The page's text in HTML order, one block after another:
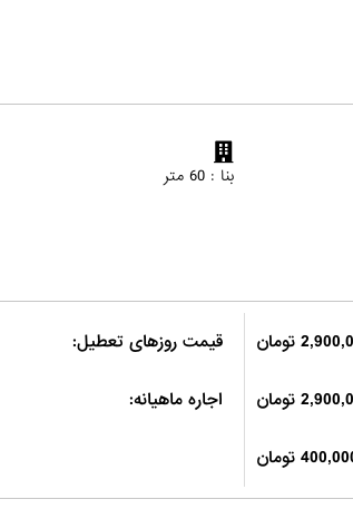
بنا : 60 متر
تومان قیمت روزهای تعطیل:
تومان اجاره ماهیانه:
تومان